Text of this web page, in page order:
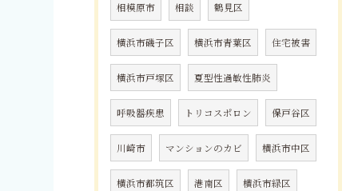
相模原市 相談 鶴見区
横浜市磯子区 横浜市青葉区 住宅被害
横浜市戸塚区 夏型性過敏性肺炎
呼吸器疾患 トリコスポロン 保戸谷区
川崎市 マンションのカビ 横浜市中区
横浜市都筑区 港南区 横浜市緑区